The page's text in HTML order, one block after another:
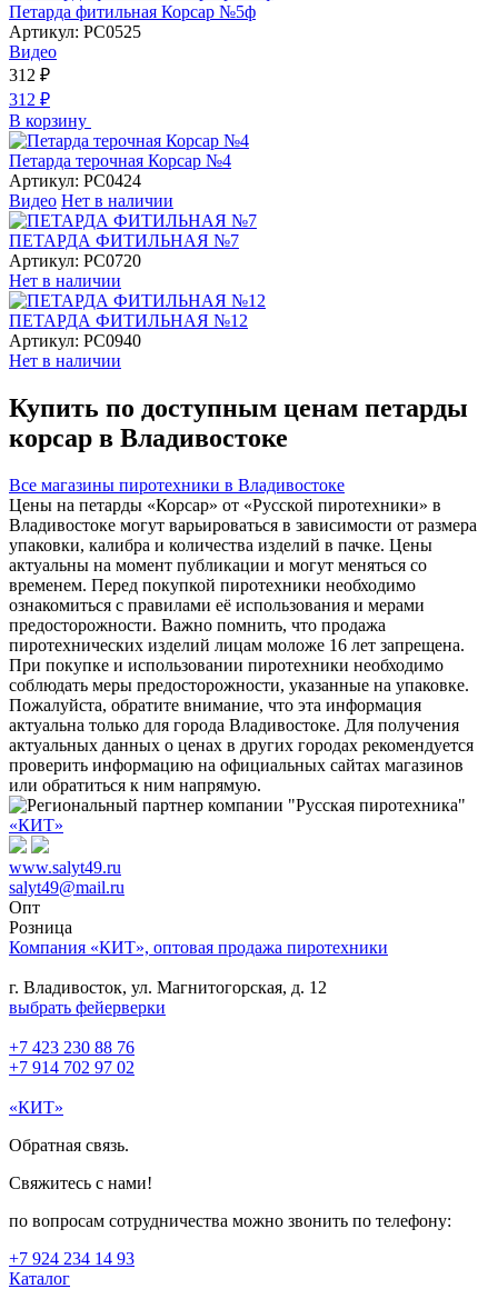
Петарда фитильная Корсар №5ф
Артикул: РС0525
Видео
312 ₽
312 ₽
В корзину
Петарда терочная Корсар №4
Артикул: РС0424
Видео Нет в наличии
ПЕТАРДА ФИТИЛЬНАЯ №7
Артикул: РС0720
Нет в наличии
ПЕТАРДА ФИТИЛЬНАЯ №12
Артикул: РС0940
Нет в наличии
Купить по доступным ценам петарды
корсар в Владивостоке
Все магазины пиротехники в Владивостоке
Цены на петарды «Корсар» от «Русской пиротехники» в
Владивостоке могут варьироваться в зависимости от размера
упаковки, калибра и количества изделий в пачке. Цены
актуальны на момент публикации и могут меняться со
временем. Перед покупкой пиротехники необходимо
ознакомиться с правилами её использования и мерами
предосторожности. Важно помнить, что продажа
пиротехнических изделий лицам моложе 16 лет запрещена.
При покупке и использовании пиротехники необходимо
соблюдать меры предосторожности, указанные на упаковке.
Пожалуйста, обратите внимание, что эта информация
актуальна только для города Владивостоке. Для получения
актуальных данных о ценах в других городах рекомендуется
проверить информацию на официальных сайтах магазинов
или обратиться к ним напрямую.
«КИТ»
www.salyt49.ru
salyt49@mail.ru
Опт
Розница
Компания «КИТ», оптовая продажа пиротехники
г. Владивосток, ул. Магнитогорская, д. 12
выбрать фейерверки
+7 423 230 88 76
+7 914 702 97 02
«КИТ»
Обратная связь.
Свяжитесь с нами!
по вопросам сотрудничества можно звонить по телефону:
+7 924 234 14 93
Каталог